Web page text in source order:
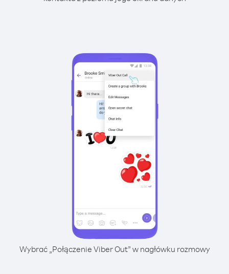
Wybrać „Połączenie Viber Out” w nagłówku rozmowy